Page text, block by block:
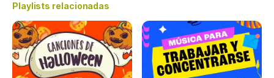
Playlists relacionadas